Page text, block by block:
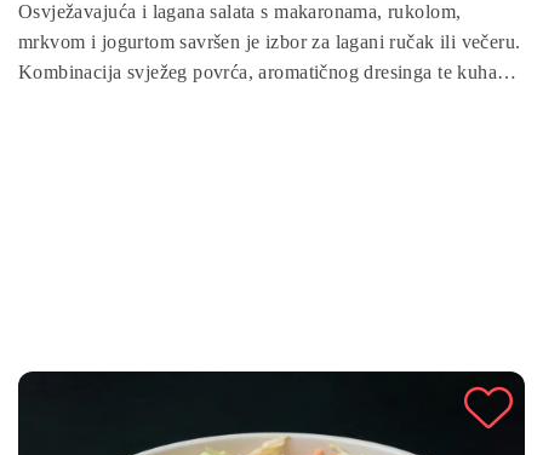
Osvježavajuća i lagana salata s makaronama, rukolom,
mrkvom i jogurtom savršen je izbor za lagani ručak ili večeru.
Kombinacija svježeg povrća, aromatičnog dresinga te kuhanih